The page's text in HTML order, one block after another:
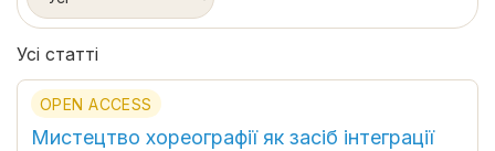
Усі статті
OPEN ACCESS
Мистецтво хореографії як засіб інтеграції